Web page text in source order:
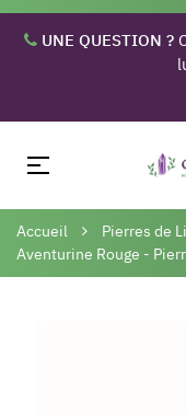
UNE QUESTION ?
Basculer
navigation
☰
Accueil Pierres de
Aventurine Rouge -